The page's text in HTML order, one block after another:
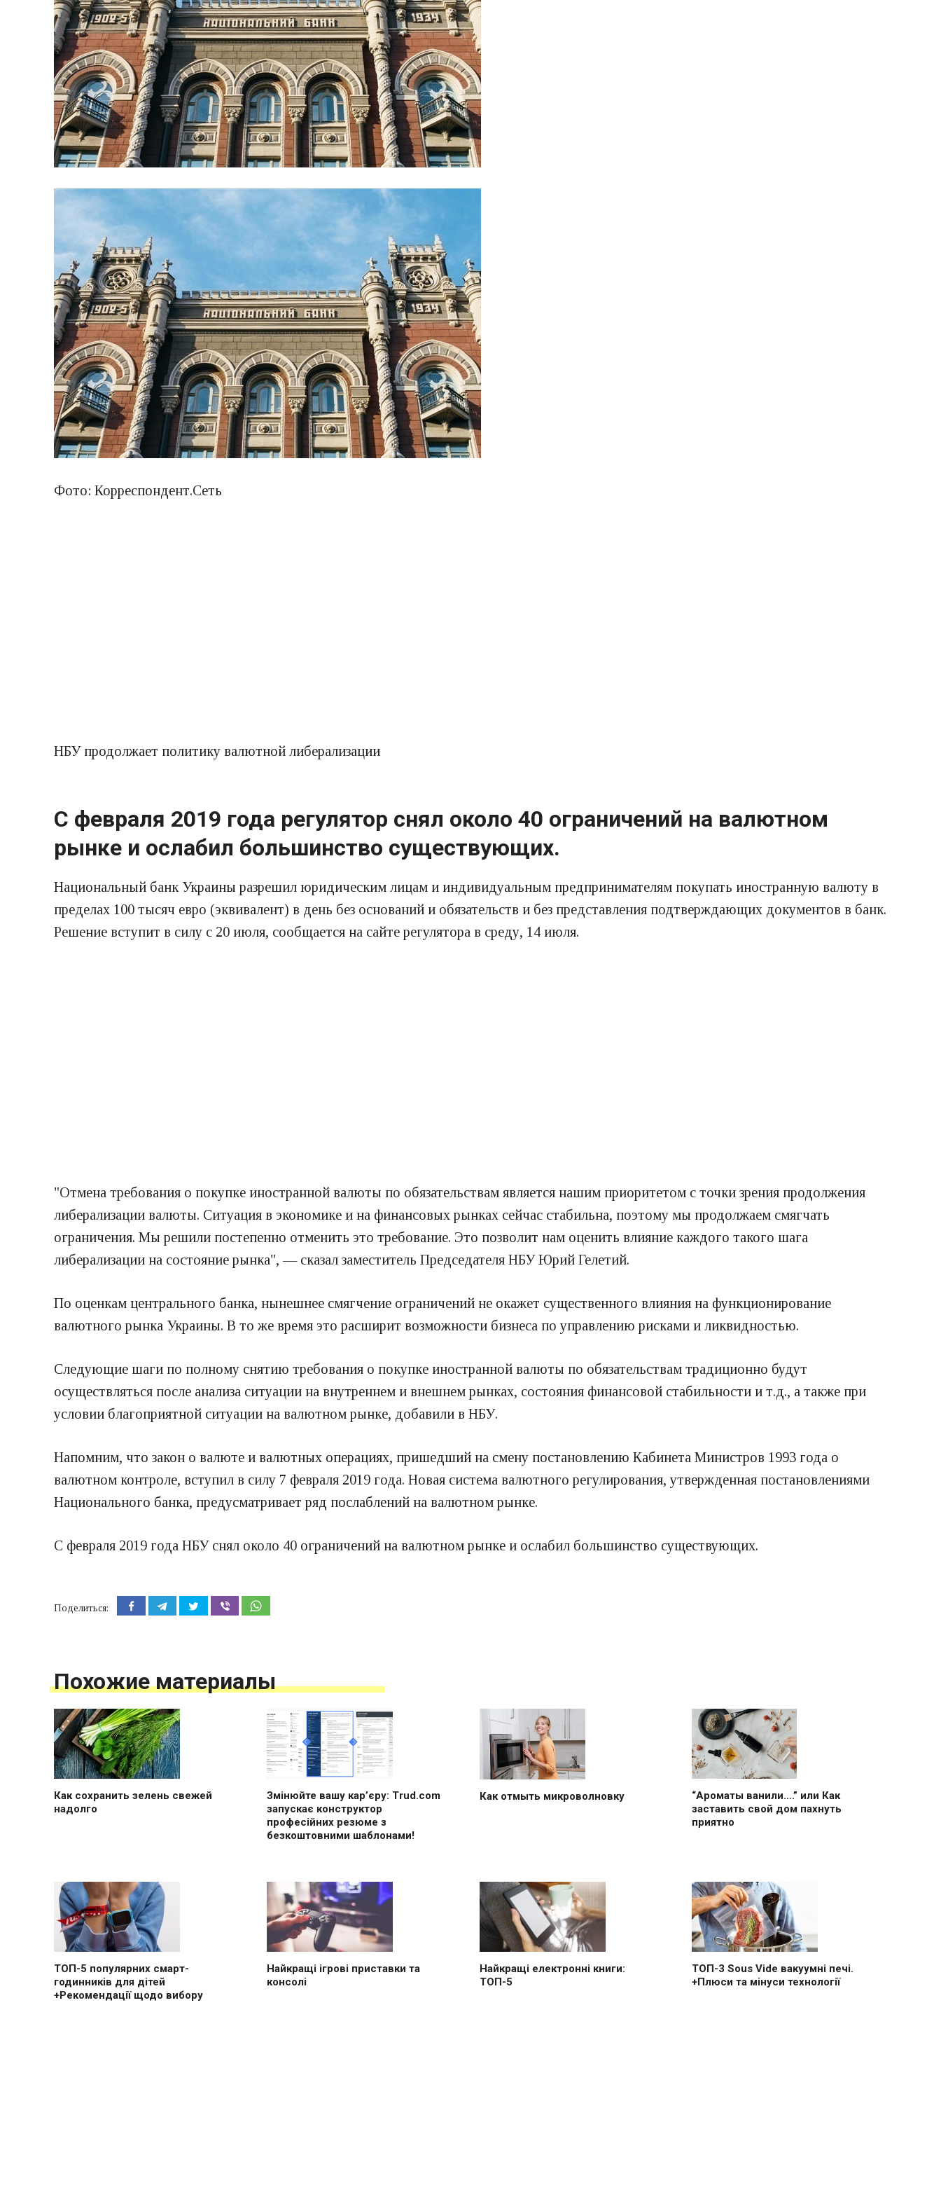
Фото: Корреспондент.Сеть
НБУ продолжает политику валютной либерализации
С февраля 2019 года регулятор снял около 40 ограничений на валютном
рынке и ослабил большинство существующих.
Национальный банк Украины разрешил юридическим лицам и индивидуальным предпринимателям покупать иностранную валюту в
пределах 100 тысяч евро (эквивалент) в день без оснований и обязательств и без представления подтверждающих документов в банк.
Решение вступит в силу с 20 июля, сообщается на сайте регулятора в среду, 14 июля.
"Отмена требования о покупке иностранной валюты по обязательствам является нашим приоритетом с точки зрения продолжения
либерализации валюты. Ситуация в экономике и на финансовых рынках сейчас стабильна, поэтому мы продолжаем смягчать
ограничения. Мы решили постепенно отменить это требование. Это позволит нам оценить влияние каждого такого шага
либерализации на состояние рынка", — сказал заместитель Председателя НБУ Юрий Гелетий.
По оценкам центрального банка, нынешнее смягчение ограничений не окажет существенного влияния на функционирование
валютного рынка Украины. В то же время это расширит возможности бизнеса по управлению рисками и ликвидностью.
Следующие шаги по полному снятию требования о покупке иностранной валюты по обязательствам традиционно будут
осуществляться после анализа ситуации на внутреннем и внешнем рынках, состояния финансовой стабильности и т.д., а также при
условии благоприятной ситуации на валютном рынке, добавили в НБУ.
Напомним, что закон о валюте и валютных операциях, пришедший на смену постановлению Кабинета Министров 1993 года о
валютном контроле, вступил в силу 7 февраля 2019 года. Новая система валютного регулирования, утвержденная постановлениями
Национального банка, предусматривает ряд послаблений на валютном рынке.
С февраля 2019 года НБУ снял около 40 ограничений на валютном рынке и ослабил большинство существующих.
Поделиться:
Похожие материалы
Как сохранить зелень свежей
надолго
Змінюйте вашу кар’єру: Trud.com
запускає конструктор
професійних резюме з
безкоштовними шаблонами!
Как отмыть микроволновку
“Ароматы ванили….” или Как
заставить свой дом пахнуть
приятно
ТОП-5 популярних смарт-
годинників для дітей
+Рекомендації щодо вибору
Найкращі ігрові приставки та
консолі
Найкращі електронні книги:
ТОП-5
ТОП-3 Sous Vide вакуумні печі.
+Плюси та мінуси технології